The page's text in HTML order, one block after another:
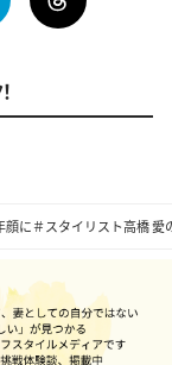
顔に＃スタイリスト高橋